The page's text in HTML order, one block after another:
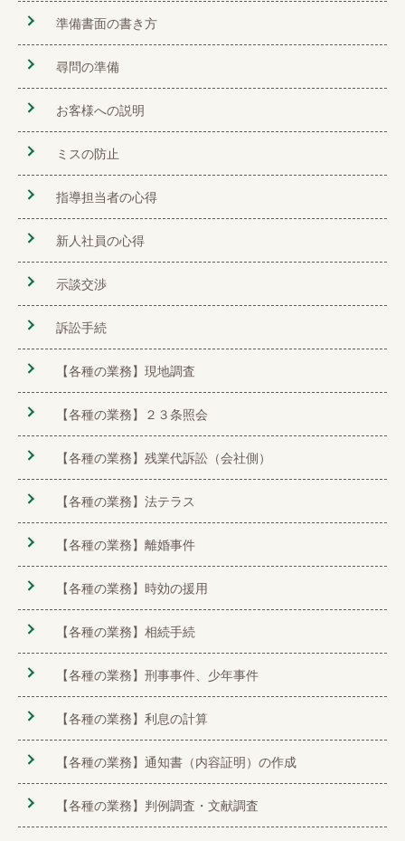
準備書面の書き方
尋問の準備
お客様への説明
ミスの防止
指導担当者の心得
新人社員の心得
示談交渉
訴訟手続
【各種の業務】現地調査
【各種の業務】２３条照会
【各種の業務】残業代訴訟（会社側）
【各種の業務】法テラス
【各種の業務】離婚事件
【各種の業務】時効の援用
【各種の業務】相続手続
【各種の業務】刑事事件、少年事件
【各種の業務】利息の計算
【各種の業務】通知書（内容証明）の作成
【各種の業務】判例調査・文献調査